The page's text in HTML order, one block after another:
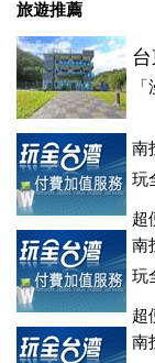
旅遊推薦
南
玩
超
登、訂房系統、客
南
玩
超
登、訂房系統、客
南